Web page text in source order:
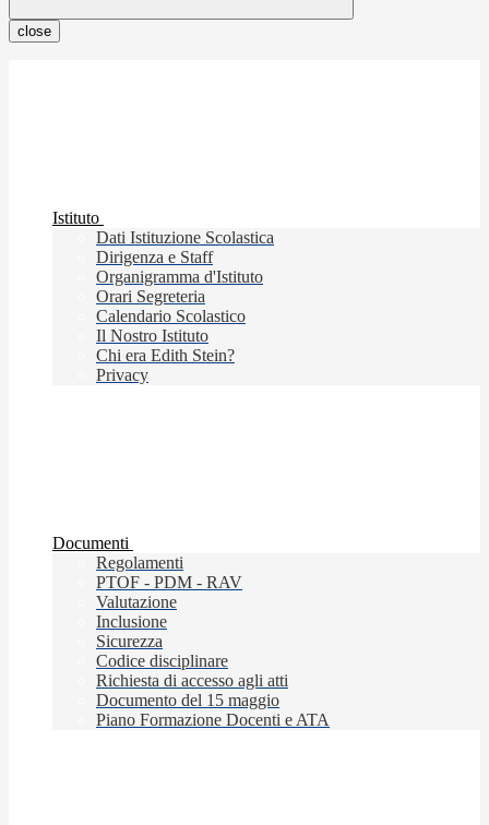
close
Istituto
Dati Istituzione Scolastica
Dirigenza e Staff
Organigramma d'Istituto
Orari Segreteria
Calendario Scolastico
Il Nostro Istituto
Chi era Edith Stein?
Privacy
Documenti
Regolamenti
PTOF - PDM - RAV
Valutazione
Inclusione
Sicurezza
Codice disciplinare
Richiesta di accesso agli atti
Documento del 15 maggio
Piano Formazione Docenti e ATA